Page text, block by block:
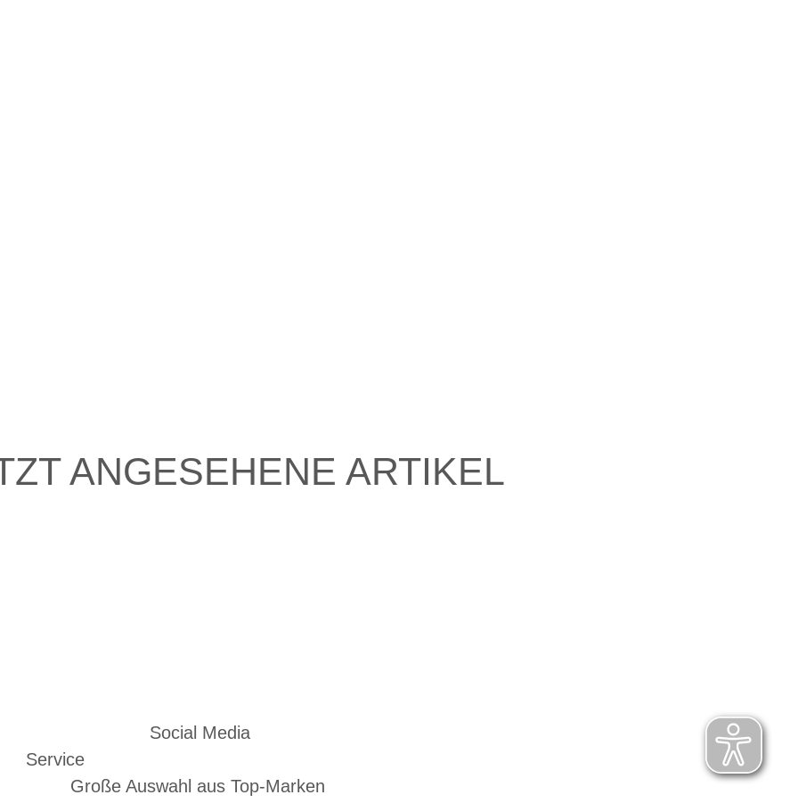
ANGESEHENE ARTIKEL
Social Media
Service
Große Auswahl aus Top-Marken